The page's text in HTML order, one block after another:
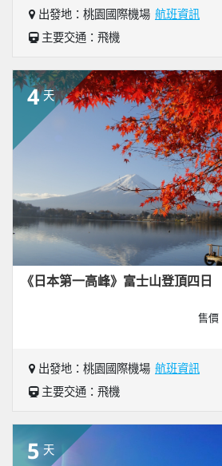
出發地：桃園國際機場 航班資訊
主要交通：飛機
4 天
《日本第一高峰》富士山登頂四日
售價
出發地：桃園國際機場 航班資訊
主要交通：飛機
5 天